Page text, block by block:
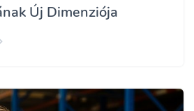
Új Dimenziója